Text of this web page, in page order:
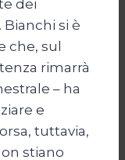
dei
si è
che, sul
rimarrà
– ha
e
tuttavia,
stiano